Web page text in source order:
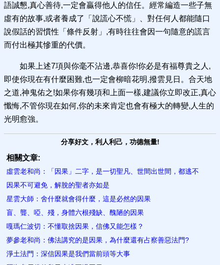
語誠懇,真心善待,一定會贏得他人的信任。經常編造一些子無
虛有的故事,或者養成了「說謊心不慌」、對任何人都能隨口
說假話的習慣性「條件反射」,有時往往會因一句隨意的謊言
而付出極其慘重的代價。
如果上述7項與你毫不沾邊,恭喜你!你必是有福尊貴之人,
即使你現在有什麼困難,也一定會柳暗花明,撥雲見日。合天地
之道,神鬼佑之!如果你有幾項和上面一樣,建議你立即改正,真心
懺悔,不管你現在如何,你的未來肯定也會有極大的轉變,人生的
光明愈強。
分享好文，利人利己，功德無量!
相關文章:
虛雲老和尚：「因果」二字，是一切聖凡、世間出世間，都逃不
因果不可避免，解脫的聖者​亦如是
星雲大師：舍什麼就會得什麼，這是必然的因果
盲、聾、啞、殘，身體六根殘缺、醜陋的因果
嘎瑪仁波切：不懂取捨因果，信佛又能怎樣？
夢參老和尚：佛法講究的是因果，為什麼還有占察善惡法門?
淨土法門：深信因果是我們當前頭等大事